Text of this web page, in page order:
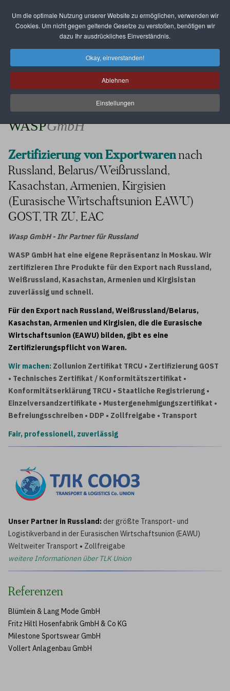
Um die optimale Nutzung unserer Website zu ermöglichen, verwenden wir
Cookies. Um nicht gegen geltende Gesetze zu verstoßen, benötigen wir
dazu Ihr ausdrückliches Einverständnis.
Okay, einverstanden!
Ablehnen
Einstellungen
Select your language
WASPGmbH
Zertifizierung von Exportwaren nach
Russland, Belarus/Weißrussland,
Kasachstan, Armenien, Kirgisien
(Eurasische Wirtschaftsunion EAWU)
GOST, TR ZU, EAC
Wasp GmbH - Ihr Partner für Russland
WASP GmbH hat eine eigene Repräsentanz in Moskau. Wir
zertifizieren Ihre Produkte für den Export nach Russland,
Weißrussland, Kasachstan, Armenien und Kirgisistan
zuverlässig und schnell.
Für den Export nach Russland, Weißrussland/Belarus,
Kasachstan, Armenien und Kirgisien, die die Eurasische
Wirtschaftsunion (EAWU) bilden, gibt es eine
Zertifizierungspflicht von Waren.
Wir machen: Zollunion Zertifikat TRCU • Zertifizierung GOST
• Technisches Zertifikat / Konformitätszertifikat •
Konformitätserklärung TRCU • Staatliche Registrierung •
Einzelversandzertifikate • Mustergenehmigungszertifikat •
Befreiungsschreiben • DDP • Zollfreigabe • Transport
Fair, professionell, zuverlässig
Unser Partner in Russland: der größte Transport- und
Logistikverband in der Eurasischen Wirtschaftsunion (EAWU)
Weltweiter Transport • Zollfreigabe
weitere Informationen über TLK Union
Referenzen
Blümlein & Lang Mode GmbH
Fritz Hiltl Hosenfabrik GmbH & Co KG
Milestone Sportswear GmbH
Vollert Anlagenbau GmbH